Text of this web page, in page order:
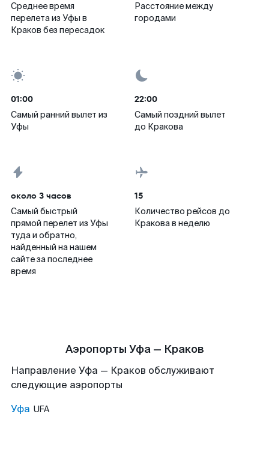
Среднее время
перелета из Уфы в
Краков без пересадок
Расстояние между
городами
01:00
Самый ранний вылет из
Уфы
22:00
Самый поздний вылет
до Кракова
около 3 часов
Самый быстрый
прямой перелет из Уфы
туда и обратно,
найденный на нашем
сайте за последнее
время
15
Количество рейсов до
Кракова в неделю
Аэропорты Уфа — Краков
Направление Уфа — Краков обслуживают
следующие аэропорты
Уфа UFA